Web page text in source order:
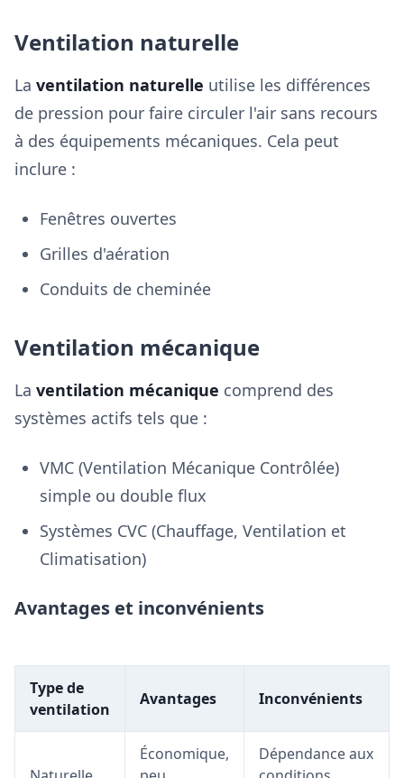
Ventilation naturelle
La ventilation naturelle utilise les différences
de pression pour faire circuler l'air sans recours
à des équipements mécaniques. Cela peut
inclure :
Fenêtres ouvertes
Grilles d'aération
Conduits de cheminée
Ventilation mécanique
La ventilation mécanique comprend des
systèmes actifs tels que :
VMC (Ventilation Mécanique Contrôlée)
simple ou double flux
Systèmes CVC (Chauffage, Ventilation et
Climatisation)
Avantages et inconvénients
Type de
ventilation
Avantages Inconvénients
Économique,
Dépendance aux